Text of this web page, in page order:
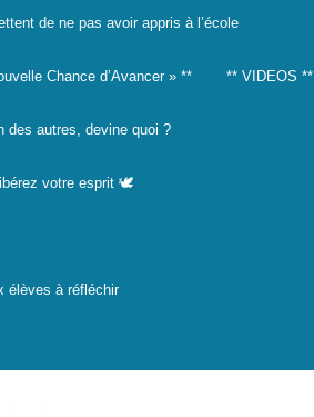
de ne pas avoir appris à l’école
Chance d’Avancer » ** ** VIDEOS **
des autres, devine quoi ?
votre esprit 🕊️
élèves à réfléchir